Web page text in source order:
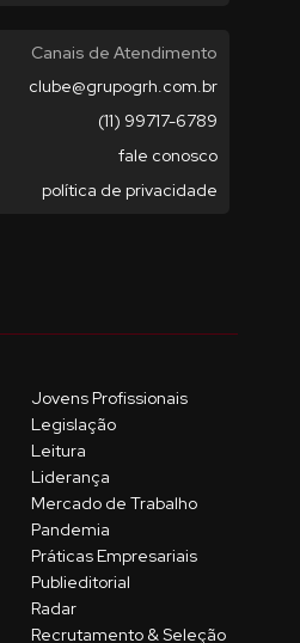
Canais de Atendimento
clube@grupogrh.com.br
(11) 99717-6789
fale conosco
política de privacidade
Jovens Profissionais
Legislação
Leitura
Liderança
Mercado de Trabalho
Pandemia
Práticas Empresariais
Publieditorial
Radar
Recrutamento & Seleção